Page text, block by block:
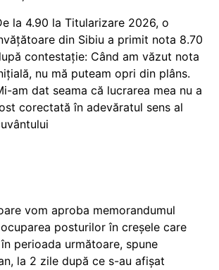
la 4.90 la Titularizare 2026, o
din Sibiu a primit nota 8.70
contestație: Când am văzut nota
nu mă puteam opri din plâns.
am dat seama că lucrarea mea nu a
corectată în adevăratul sens al
vom aproba memorandumul
posturilor în creșele care
perioada următoare, spune
la 2 zile după ce s-au afișat